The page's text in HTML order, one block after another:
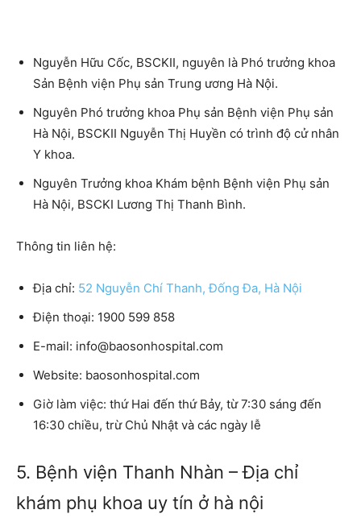
Nguyễn Hữu Cốc, BSCKII, nguyên là Phó trưởng khoa
Sản Bệnh viện Phụ sản Trung ương Hà Nội.
Nguyên Phó trưởng khoa Phụ sản Bệnh viện Phụ sản
Hà Nội, BSCKII Nguyễn Thị Huyền có trình độ cử nhân
Y khoa.
Nguyên Trưởng khoa Khám bệnh Bệnh viện Phụ sản
Hà Nội, BSCKI Lương Thị Thanh Bình.
Thông tin liên hệ:
Địa chỉ: 52 Nguyễn Chí Thanh, Đống Đa, Hà Nội
Điện thoại: 1900 599 858
E-mail: info@baosonhospital.com
Website: baosonhospital.com
Giờ làm việc: thứ Hai đến thứ Bảy, từ 7:30 sáng đến
16:30 chiều, trừ Chủ Nhật và các ngày lễ
5. Bệnh viện Thanh Nhàn – Địa chỉ
khám phụ khoa uy tín ở hà nội